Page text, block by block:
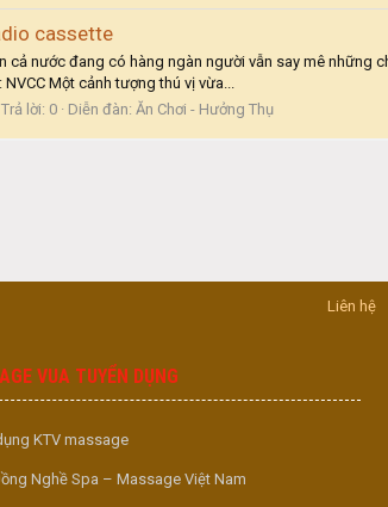
cassette
cả nước đang có hàng ngàn người vẫn say mê
Một cảnh tượng thú vị vừa...
Trả lời: 0 Diễn đàn: Ăn Chơi - Hưởng Thụ
Liên hệ
VUA TUYỂN DỤNG
KTV massage
Nghề Spa – Massage Việt Nam